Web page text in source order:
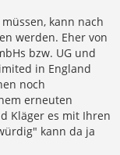
kann nach
werden. Eher von
bzw. UG und
in England
noch
erneuten
Kläger es mit Ihren
kann da ja